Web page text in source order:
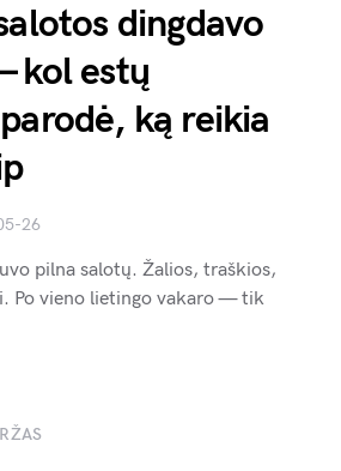
dingdavo
kol estų
ką reikia
26
pilna salotų. Žalios, traškios,
Po vieno lietingo vakaro — tik